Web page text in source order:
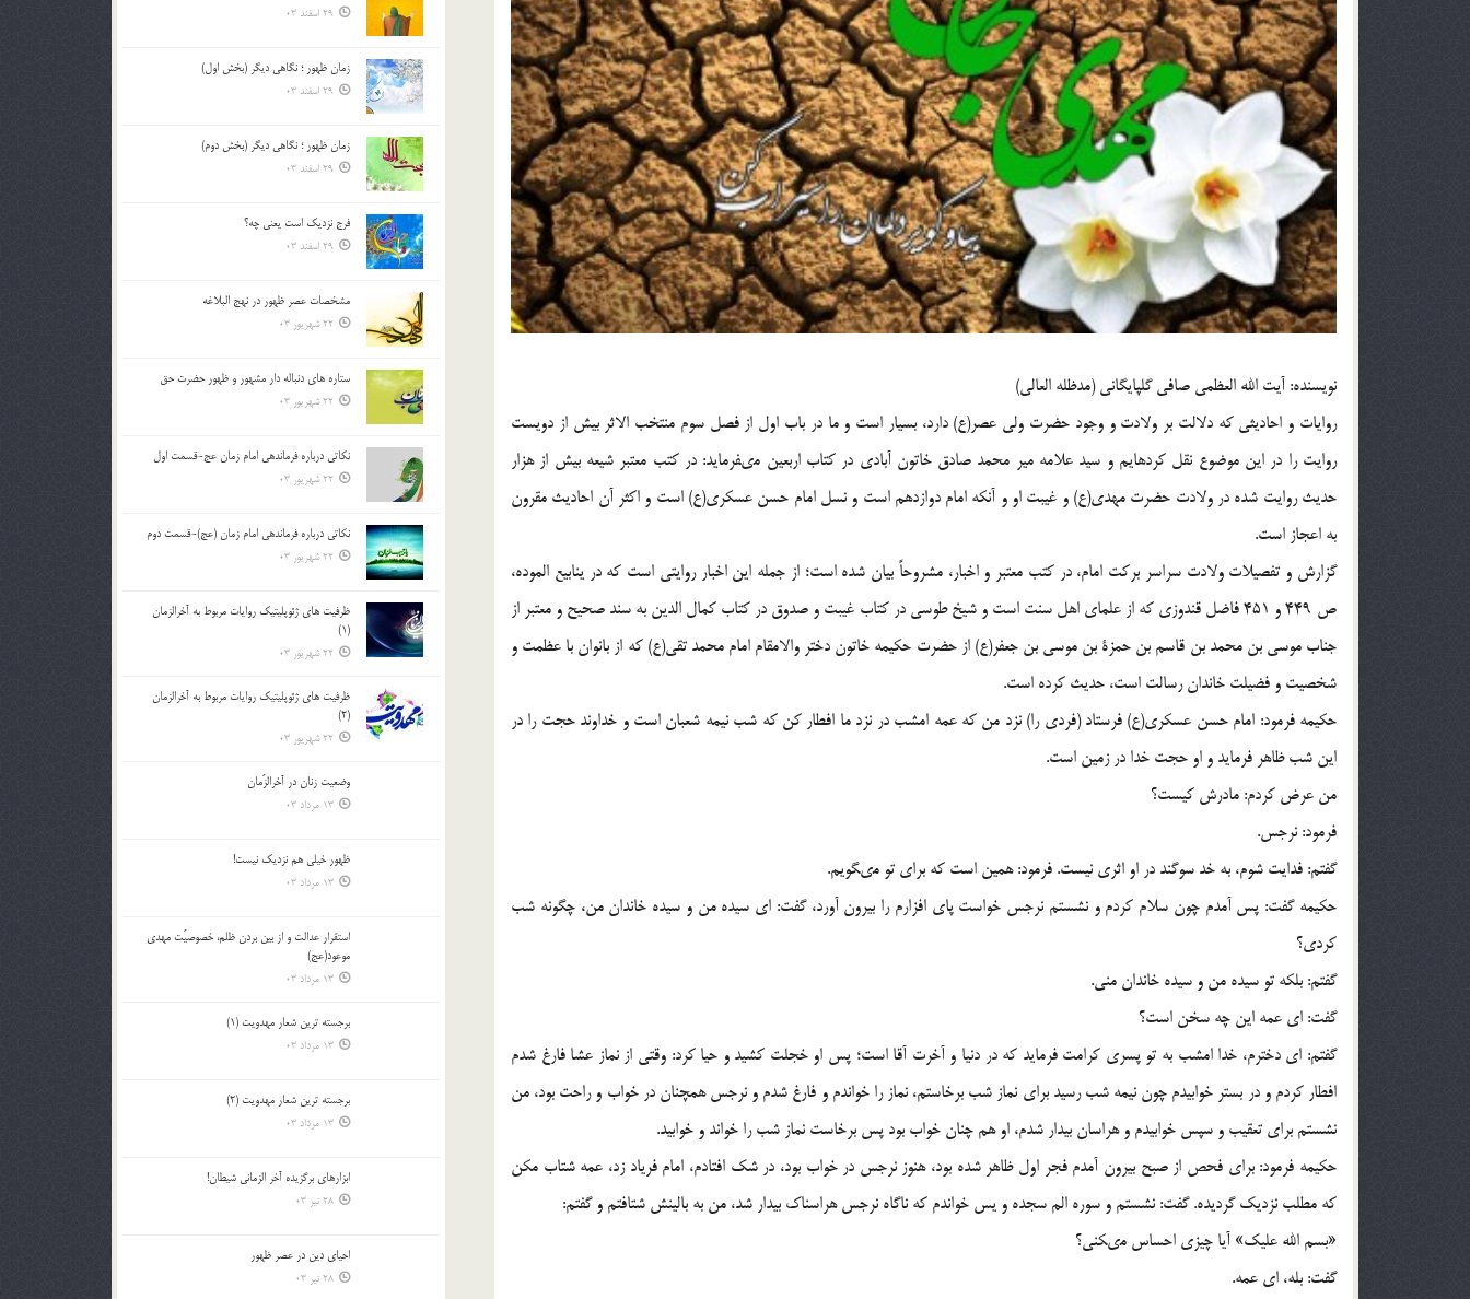
نويسنده: آيت الله العظمی صافى گلپايگانى (مدظله العالی)
روايات و احاديثى كه دلالت بر ولادت و وجود حضرت ولى عصر(ع) دارد، بسيار است و ما در باب اول از فصل سوم منتخب الاثر بيش از دويست
روايت را در اين موضوع نقل كرده‏ايم و سيد علامه مير محمد صادق خاتون آبادى در كتاب اربعين مى‏فرمايد: در كتب معتبر شيعه بيش از هزار
حديث روايت شده در ولادت حضرت مهدى(ع) و غيبت او و آنكه امام دوازدهم است و نسل امام حسن عسكرى(ع) است و اكثر آن احاديث مقرون
به اعجاز است.
گزارش و تفصيلات ولادت سراسر بركت امام، در كتب معتبر و اخبار، مشروحاً بيان شده است؛ از جمله اين اخبار روايتى است كه در ينابيع الموده،
ص 449 و 451 فاضل قندوزى كه از علماى اهل سنت است و شيخ طوسى در كتاب غيبت و صدوق در كتاب كمال الدين به سند صحيح و معتبر از
جناب موسى بن محمد بن قاسم بن حمزة بن موسى بن جعفر(ع) از حضرت حكيمه خاتون دختر والامقام امام محمد تقى(ع) كه از بانوان با عظمت و
شخصيت و فضيلت خاندان رسالت است، حديث كرده است.
حكيمه فرمود: امام حسن عسكرى(ع) فرستاد (فردى را) نزد من كه عمه امشب در نزد ما افطار كن كه شب نيمه شعبان است و خداوند حجت را در
اين شب ظاهر فرمايد و او حجت خدا در زمين است.
من عرض كردم: مادرش كيست؟
فرمود: نرجس.
گفتم: فدايت شوم، به خد سوگند در او اثرى نيست. فرمود: همين است كه براى تو مى‏گويم.
حكيمه گفت: پس آمدم چون سلام كردم و نشستم نرجس خواست پاى افزارم را بيرون آورد، گفت: اى سيده من و سيده خاندان من، چگونه شب
كردى؟
گفتم: بلكه تو سيده من و سيده خاندان منى.
گفت: اى عمه اين چه سخن است؟
گفتم: اى دخترم، خدا امشب به تو پسرى كرامت فرمايد كه در دنيا و آخرت آقا است؛ پس او خجلت كشيد و حيا كرد: وقتى از نماز عشا فارغ شدم
افطار كردم و در بستر خوابيدم چون نيمه شب رسيد براى نماز شب برخاستم، نماز را خواندم و فارغ شدم و نرجس همچنان در خواب و راحت بود، من
نشستم براى تعقيب و سپس خوابيدم و هراسان بيدار شدم، او هم چنان خواب بود پس برخاست نماز شب را خواند و خوابيد.
حكيمه فرمود: براى فحص از صبح بيرون آمدم فجر اول ظاهر شده بود، هنوز نرجس در خواب بود، در شك افتادم، امام فرياد زد، عمه شتاب مكن
كه مطلب نزديك گرديده. گفت: نشستم و سوره الم سجده و يس خواندم كه ناگاه نرجس هراسناك بيدار شد، من به بالينش شتافتم و گفتم:
«بسم الله عليك» آيا چيزى احساس مى‏كنى؟
گفت: بله، اى عمه.
29 اسفند 03
زمان ظهور ؛ نگاهی دیگر (بخش اول)
29 اسفند 03
زمان ظهور ؛ نگاهی دیگر (بخش دوم)
29 اسفند 03
فرج نزدیک است یعنی چه؟
29 اسفند 03
مشخصات عصر ظهور در نهج البلاغه
22 شهریور 03
ستاره های دنباله دار مشهور و ظهور حضرت حق
22 شهریور 03
نکاتى درباره فرماندهى امام زمان عج-قسمت اول
22 شهریور 03
نکاتى درباره فرماندهى امام زمان (عج)-قسمت دوم
22 شهریور 03
ظرفیت های ژئوپلیتیک روایات مربوط به آخرالزمان
(1)
22 شهریور 03
ظرفیت های ژئوپلیتیک روایات مربوط به آخرالزمان
(2)
22 شهریور 03
وضعیت زنان در آخرالزّمان
13 مرداد 03
ظهور خیلی هم نزدیک نیست!
13 مرداد 03
استقرار عدالت و از بين بردن ظلم، خصوصيّت مهدي
موعود(عج)
13 مرداد 03
برجسته ترين شعار مهدويت (1)
13 مرداد 03
برجسته ترين شعار مهدويت (2)
13 مرداد 03
ابزارهاي برگزيده آخر الزماني شيطان!
28 تیر 03
احياي دين در عصر ظهور
28 تیر 03